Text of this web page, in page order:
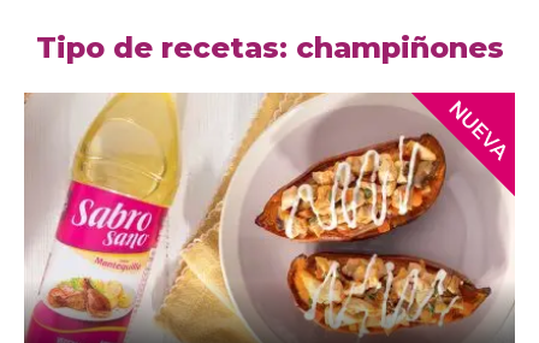
Tipo de recetas: champiñones